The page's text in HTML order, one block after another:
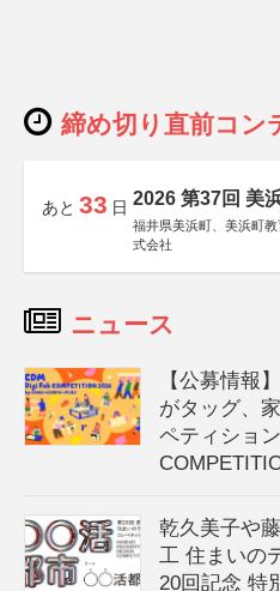
締め切り直前コン
あと 33 日 2026 第37回 美
福井県美浜町、美浜町
式会社
ニュース
【公募情報
がタッグ、
ペティショ
乾久美子や
工 住まいの
20回記念 特